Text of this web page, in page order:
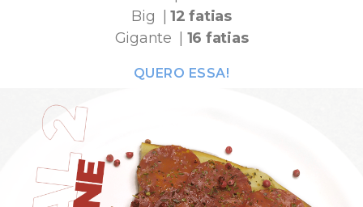
Big |12 fatias
Gigante | 16 fatias
QUERO ESSA!